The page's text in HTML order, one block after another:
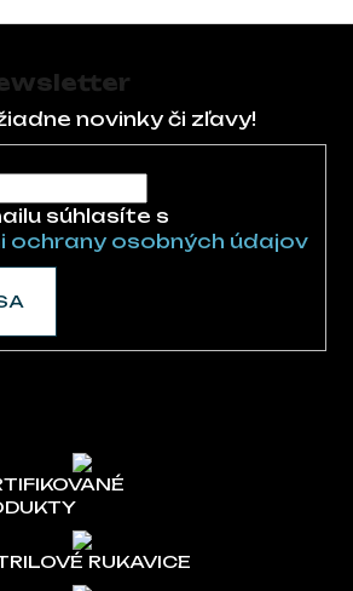
novinky či zľavy!
súhlasíte s
ochrany osobných údajov
RUKAVICE